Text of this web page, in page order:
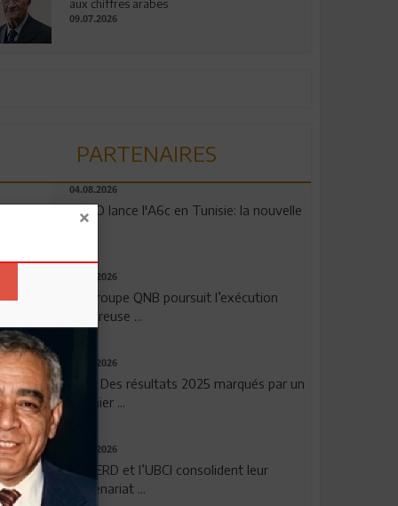
aux chiffres arabes
09.07.2026
PARTENAIRES
04.08.2026
OPPO lance l'A6c en Tunisie: la nouvelle
29.07.2026
Le Groupe QNB poursuit l’exécution
rigoureuse ...
29.07.2026
TSB: Des résultats 2025 marqués par un
premier ...
24.07.2026
La BERD et l’UBCI consolident leur
partenariat ...